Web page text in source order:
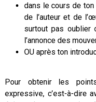
dans le cours de
de l’auteur et de
surtout pas oublier
l’annonce des
OU après ton
Pour obtenir les
expressive, c’est-à-dire